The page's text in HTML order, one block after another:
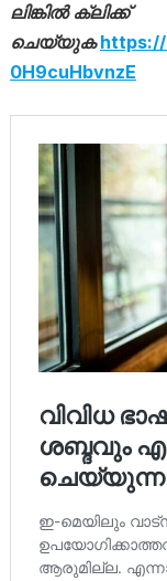
ലിങ്കില്‍ ക്ലിക്ക്
ചെയ്യുക https://
0H9cuHbvnzE